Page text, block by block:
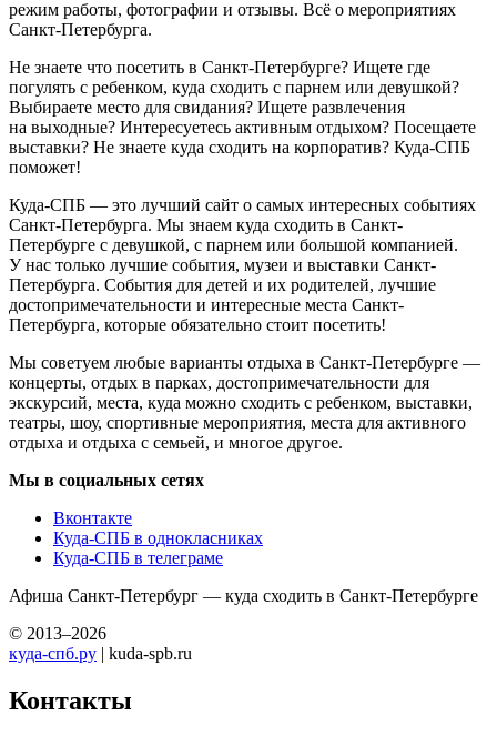
режим работы, фотографии и отзывы. Всё о мероприятиях
Санкт-Петербурга.
Не знаете что посетить в Санкт-Петербурге? Ищете где
погулять с ребенком, куда сходить с парнем или девушкой?
Выбираете место для свидания? Ищете развлечения
на выходные? Интересуетесь активным отдыхом? Посещаете
выставки? Не знаете куда сходить на корпоратив? Куда-СПБ
поможет!
Куда-СПБ — это лучший сайт о самых интересных событиях
Санкт-Петербурга. Мы знаем куда сходить в Санкт-
Петербурге с девушкой, с парнем или большой компанией.
У нас только лучшие события, музеи и выставки Санкт-
Петербурга. События для детей и их родителей, лучшие
достопримечательности и интересные места Санкт-
Петербурга, которые обязательно стоит посетить!
Мы советуем любые варианты отдыха в Санкт-Петербурге —
концерты, отдых в парках, достопримечательности для
экскурсий, места, куда можно сходить с ребенком, выставки,
театры, шоу, спортивные мероприятия, места для активного
отдыха и отдыха с семьей, и многое другое.
Мы в социальных сетях
Вконтакте
Куда-СПБ в однокласниках
Куда-СПБ в телеграме
Афиша Санкт-Петербург — куда сходить в Санкт-Петербурге
© 2013–2026
куда-спб.ру | kuda-spb.ru
Контакты